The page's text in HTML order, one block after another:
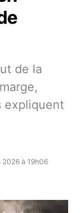
de la
expliquent
2026 à 19h06